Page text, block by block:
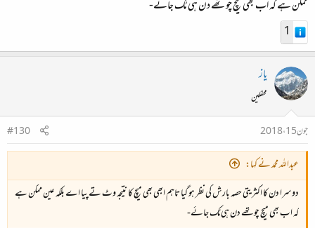
ممکن ہے کہ اب بھی میچ چوتھے دن ہی مُک جائے-
1
یاز
محفلین
جون 15، 2018
#130
عبداللہ محمد نے کہا:
دوسرا دن کا اکثریتی حصہ بارش کی نظر ہو گیا تاہم ابھی بھی میچ کا نتیجہ وٹ تے پیا اے بلکہ عین ممکن ہے
کہ اب بھی میچ چوتھے دن ہی مُک جائے-